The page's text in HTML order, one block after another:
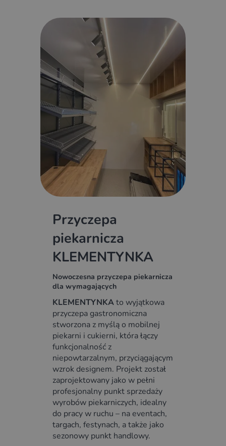
Przyczepa
piekarnicza
KLEMENTYNKA
Nowoczesna przyczepa piekarnicza
dla wymagających
KLEMENTYNKAto wyjątkowa
przyczepa gastronomiczna
stworzona z myślą o mobilnej
piekarni i cukierni, która łączy
funkcjonalność z
niepowtarzalnym, przyciągającym
wzrok designem. Projekt został
zaprojektowany jako w pełni
profesjonalny punkt sprzedaży
wyrobów piekarniczych, idealny
do pracy w ruchu – na eventach,
targach, festynach, a także jako
sezonowy punkt handlowy.